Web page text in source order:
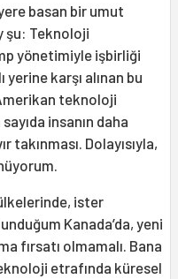
basan bir umut
şu: Teknoloji
yönetimiyle işbirliği
karşı alınan bu
teknoloji
insanın daha
Dolayısıyla,
ister
Kanada’da, yeni
fırsatı olmamalı. Bana
etrafında küresel